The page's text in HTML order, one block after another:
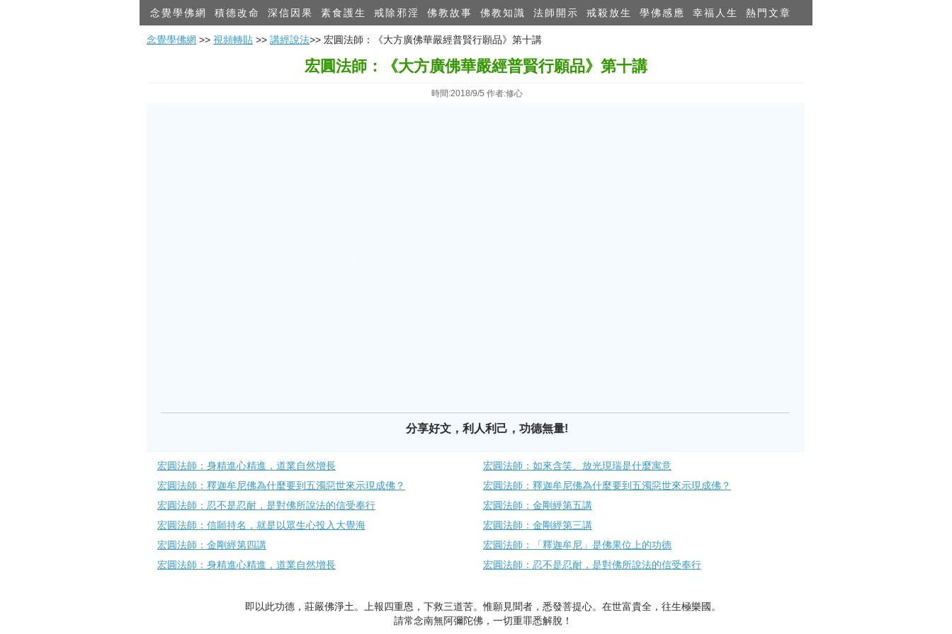
念覺學佛網 積德改命 深信因果 素食護生 戒除邪淫 佛教故事 佛教知識 法師開示 戒殺放生 學佛感應 幸福人生 熱門文章
念覺學佛網 >> 視頻轉貼 >> 講經說法>> 宏圓法師：《大方廣佛華嚴經普賢行願品》第十講
宏圓法師：《大方廣佛華嚴經普賢行願品》第十講
時間:2018/9/5 作者:修心
分享好文，利人利己，功德無量!
宏圓法師：身精進心精進，道業自然增長
宏圓法師：如來含笑、放光現瑞是什麼寓意
宏圓法師：釋迦牟尼佛為什麼要到五濁惡世來示現成佛？
宏圓法師：釋迦牟尼佛為什麼要到五濁惡世來示現成佛？
宏圓法師：忍不是忍耐，是對佛所說法的信受奉行
宏圓法師：金剛經第五講
宏圓法師：信願持名，就是以眾生心投入大覺海
宏圓法師：金剛經第三講
宏圓法師：金剛經第四講
宏圓法師：「釋迦牟尼」是佛果位上的功德
宏圓法師：身精進心精進，道業自然增長
宏圓法師：忍不是忍耐，是對佛所說法的信受奉行
即以此功德，莊嚴佛淨土。上報四重恩，下救三道苦。惟願見聞者，悉發菩提心。在世富貴全，往生極樂國。
請常念南無阿彌陀佛，一切重罪悉解脫！